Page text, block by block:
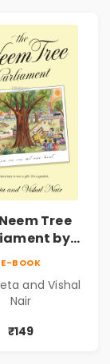
Tree
by
&
Novel
E-BOOK
and Vishal
Nair
₹149